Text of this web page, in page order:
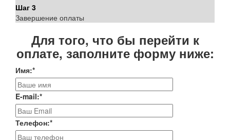
Шаг 3
Завершение оплаты
Для того, что бы перейти к
оплате, заполните форму ниже:
Имя:*
E-mail:*
Телефон:*